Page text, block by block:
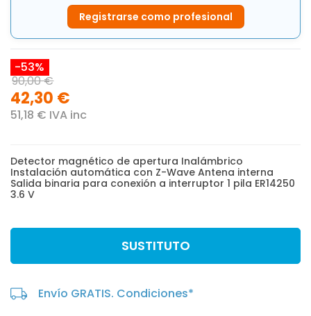
Registrarse como profesional
-53%
90,00 €
42,30 €
51,18 € IVA inc
Detector magnético de apertura Inalámbrico
Instalación automática con Z-Wave Antena interna
Salida binaria para conexión a interruptor 1 pila ER14250
3.6 V
SUSTITUTO
Envío GRATIS. Condiciones*